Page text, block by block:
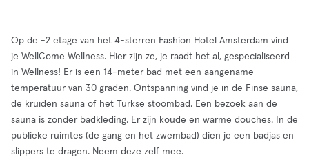
Op de -2 etage van het 4-sterren Fashion Hotel Amsterdam vind
je WellCome Wellness. Hier zijn ze, je raadt het al, gespecialiseerd
in Wellness! Er is een 14-meter bad met een aangename
temperatuur van 30 graden. Ontspanning vind je in de Finse sauna,
de kruiden sauna of het Turkse stoombad. Een bezoek aan de
sauna is zonder badkleding. Er zijn koude en warme douches. In de
publieke ruimtes (de gang en het zwembad) dien je een badjas en
slippers te dragen. Neem deze zelf mee.